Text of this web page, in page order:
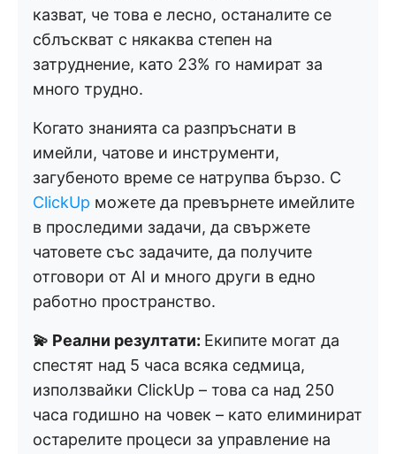
казват, че това е лесно, останалите се
сблъскват с някаква степен на
затруднение, като 23% го намират за
много трудно.
Когато знанията са разпръснати в
имейли, чатове и инструменти,
загубеното време се натрупва бързо. С
ClickUp можете да превърнете имейлите
в проследими задачи, да свържете
чатовете със задачите, да получите
отговори от AI и много други в едно
работно пространство.
💫 Реални резултати: Екипите могат да
спестят над 5 часа всяка седмица,
използвайки ClickUp – това са над 250
часа годишно на човек – като елиминират
остарелите процеси за управление на